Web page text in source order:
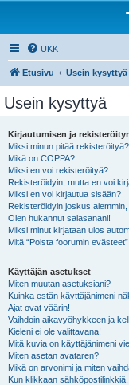
UKK
Etusivu Usein kysyttyä
Usein kysyttyä
Kirjautumisen ja
Miksi minun pitää rekisteröityä?
Mikä on COPPA?
Miksi en voi rekisteröityä?
Rekisteröidyin, mutta en voi
Miksi en voi kirjautua sisään?
Rekisteröidyin joskus
Olen hukannut salasanani!
Miksi minut kirjataan ulos
Mitä “Poista foorumin
Käyttäjän asetukset
Miten muutan asetuksiani?
Kuinka estän käyttäjänimeni
Ajat ovat väärin!
Vaihdoin aikavyöhykkeen ja
Kieleni ei ole valittavana!
Mitä kuvia on käyttäjänimeni
Miten asetan avataren?
Mikä on arvonimi ja miten
Kun klikkaan